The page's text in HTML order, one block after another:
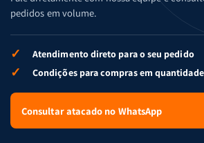
pedidos em volume.
✓ Atendimento direto para o seu pedido
✓ Condições para compras em quantidade
Consultar atacado no WhatsApp